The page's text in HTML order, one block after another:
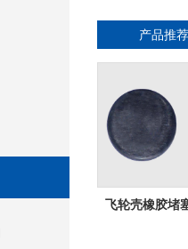
产品推荐
飞轮壳橡胶堵